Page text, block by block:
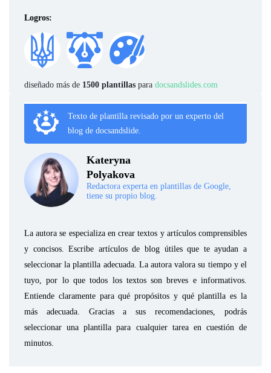
Logros:
diseñado más de 1500 plantillas para docsandslides.com
Texto de plantilla revisado por un experto del
blog de docsandslide.
Kateryna
Polyakova
Redactora experta en plantillas de Google,
tiene su propio blog.
La autora se especializa en crear textos y artículos comprensibles
y concisos. Escribe artículos de blog útiles que te ayudan a
seleccionar la plantilla adecuada. La autora valora su tiempo y el
tuyo, por lo que todos los textos son breves e informativos.
Entiende claramente para qué propósitos y qué plantilla es la
más adecuada. Gracias a sus recomendaciones, podrás
seleccionar una plantilla para cualquier tarea en cuestión de
minutos.